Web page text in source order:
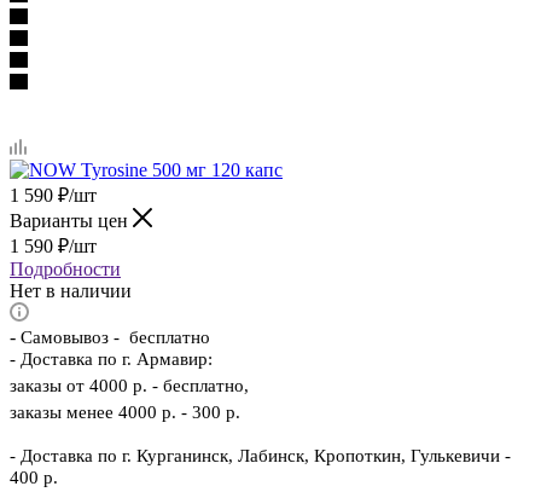
1 590 ₽/шт
Варианты цен
1 590 ₽/шт
Подробности
Нет в наличии
- Самовывоз - бесплатно
- Доставка по г. Армавир:
заказы от 4000 р. - бесплатно,
заказы менее 4000 р. - 300 р.
- Доставка по г. Курганинск, Лабинск, Кропоткин, Гулькевичи -
400 р.